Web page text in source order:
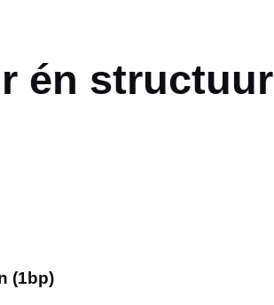
én structuur
(1bp)